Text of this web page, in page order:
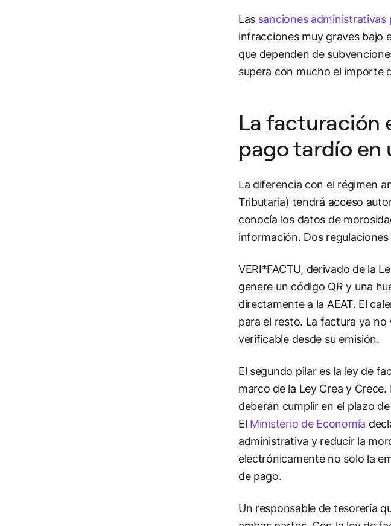
Las sanciones administrativas
infracciones muy graves bajo
que dependen de
supera con mucho el importe
La facturación
pago tardío en
La diferencia con el régimen
Tributaria) tendrá acceso
conocía los datos de
información. Dos
VERI*FACTU, derivado de la
genere un código QR y una
directamente a la AEAT. El
para el resto. La factura ya no
verificable desde su emisión.
El segundo pilar es la ley de
marco de la Ley Crea y
deberán cumplir en el plazo
El Ministerio de Economía
administrativa y reducir la
electrónicamente no solo la
de pago.
Un responsable de tesorería